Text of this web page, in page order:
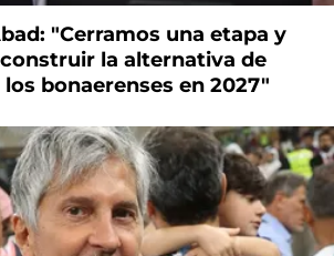
"Cerramos una etapa y
la alternativa de
bonaerenses en 2027"